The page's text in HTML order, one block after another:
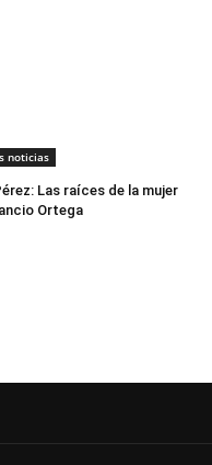
noticias
Las raíces de la mujer
Ortega